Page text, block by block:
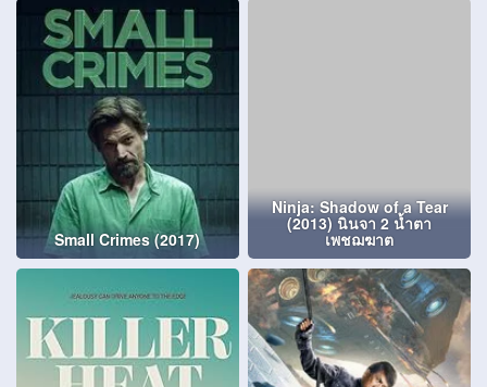
Small Crimes (2017)
Ninja: Shadow of a Tear
(2013) นินจา 2 น้ำตา
เพชฌฆาต